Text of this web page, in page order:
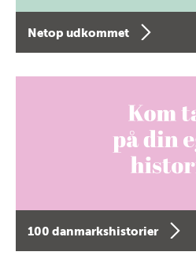
Netop udkommet
100 danmarkshistorier